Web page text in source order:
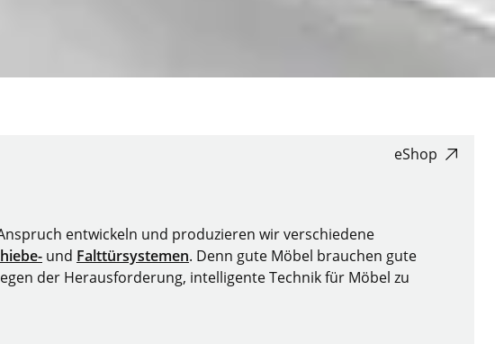
eShop
entwickeln und produzieren wir verschiedene
und Falttürsystemen. Denn gute Möbel brauchen gute
der Herausforderung, intelligente Technik für Möbel zu